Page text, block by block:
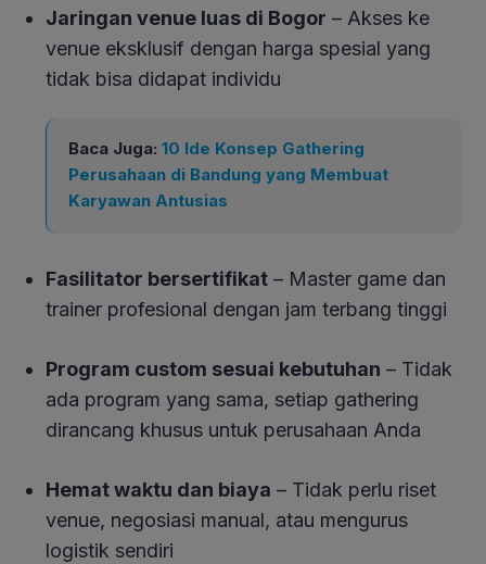
Jaringan venue luas di Bogor – Akses ke
venue eksklusif dengan harga spesial yang
tidak bisa didapat individu
Baca Juga:10 Ide Konsep Gathering
Perusahaan di Bandung yang Membuat
Karyawan Antusias
Fasilitator bersertifikat – Master game dan
trainer profesional dengan jam terbang tinggi
Program custom sesuai kebutuhan – Tidak
ada program yang sama, setiap gathering
dirancang khusus untuk perusahaan Anda
Hemat waktu dan biaya – Tidak perlu riset
venue, negosiasi manual, atau mengurus
logistik sendiri